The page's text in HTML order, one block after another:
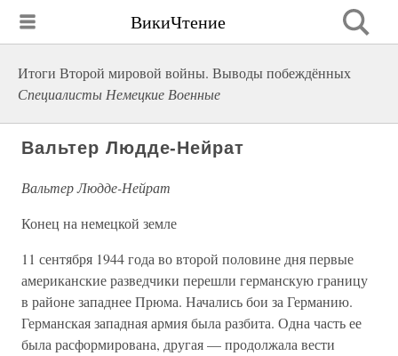
ВикиЧтение
Итоги Второй мировой войны. Выводы побеждённых
Специалисты Немецкие Военные
Вальтер Людде-Нейрат
Вальтер Людде-Нейрат
Конец на немецкой земле
11 сентября 1944 года во второй половине дня первые
американские разведчики перешли германскую границу
в районе западнее Прюма. Начались бои за Германию.
Германская западная армия была разбита. Одна часть ее
была расформирована, другая — продолжала вести